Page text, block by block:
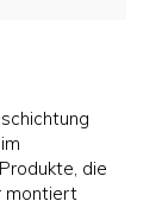
die
montiert